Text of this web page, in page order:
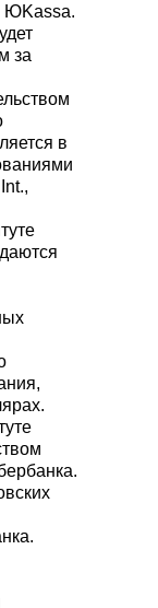
ЮKassa.
за
в